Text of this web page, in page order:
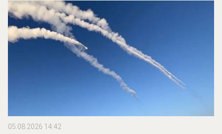
05.08.2026 14:42